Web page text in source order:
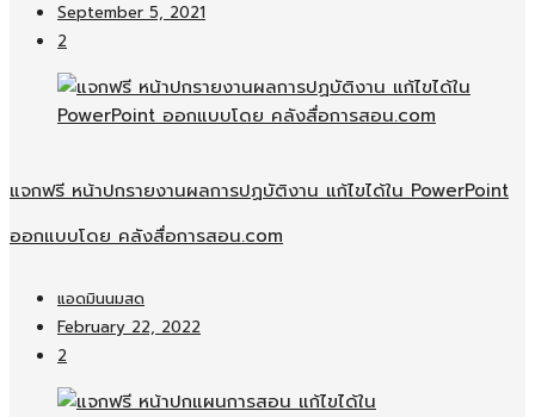
September 5, 2021
2
แจกฟรี หน้าปกรายงานผลการปฏบัติงาน แก้ไขได้ใน PowerPoint
ออกแบบโดย คลังสื่อการสอน.com
แอดมินนมสด
February 22, 2022
2